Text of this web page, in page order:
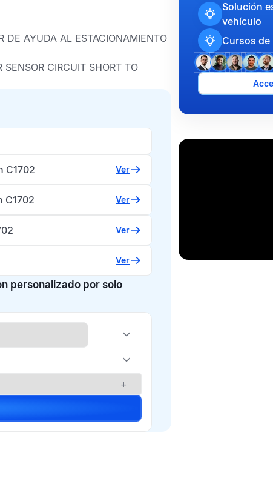
DE AYUDA AL ESTACIONAMIENTO
SENSOR CIRCUIT SHORT TO
C1702 Ver
C1702 Ver
Ver
Ver
personalizado por solo
+
Solución
vehículo
Cursos de